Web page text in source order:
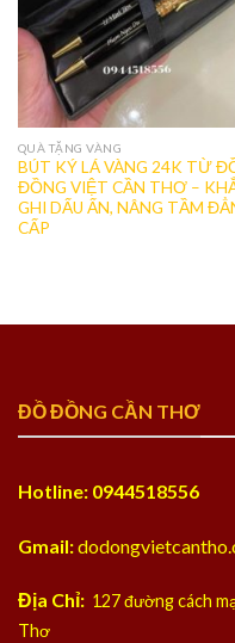
QUÀ TẶNG VÀNG
BÚT KÝ LÁ VÀNG 24K TỪ
ĐỒNG VIỆT CẦN THƠ –
GHI DẤU ẤN, NÂNG TẦM
CẤP
ĐỒ ĐỒNG CẦN THƠ
Hotline: 0944518556
Gmail:
Địa Chỉ: 127 đường cách
Thơ